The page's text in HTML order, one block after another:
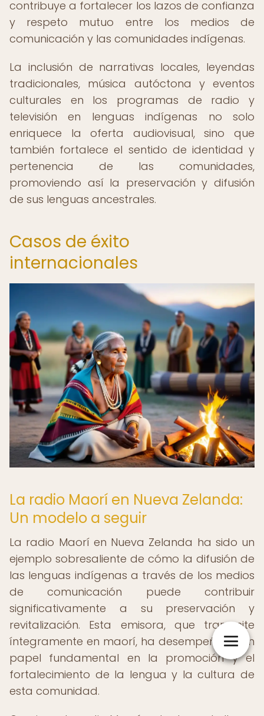
contribuye a fortalecer los lazos de confianza
y respeto mutuo entre los medios de
comunicación y las comunidades indígenas.
La inclusión de narrativas locales, leyendas
tradicionales, música autóctona y eventos
culturales en los programas de radio y
televisión en lenguas indígenas no solo
enriquece la oferta audiovisual, sino que
también fortalece el sentido de identidad y
pertenencia de las comunidades,
promoviendo así la preservación y difusión
de sus lenguas ancestrales.
Casos de éxito
internacionales
La radio Maorí en Nueva Zelanda:
Un modelo a seguir
La radio Maorí en Nueva Zelanda ha sido un
ejemplo sobresaliente de cómo la difusión de
las lenguas indígenas a través de los medios
de comunicación puede contribuir
significativamente a su preservación y
revitalización. Esta emisora, que transmite
íntegramente en maorí, ha desempeñado un
papel fundamental en la promoción y el
fortalecimiento de la lengua y la cultura de
esta comunidad.